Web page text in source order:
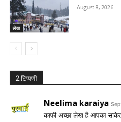
लेख
August 8, 2026
2 टिप्पणी
Neelima karaiya
काफी अच्छा लेख है आपका